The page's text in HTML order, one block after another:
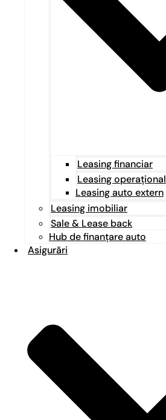
Leasing financiar
Leasing operațional
Leasing auto extern
Leasing imobiliar
Sale & Lease back
Hub de finanțare auto
Asigurări